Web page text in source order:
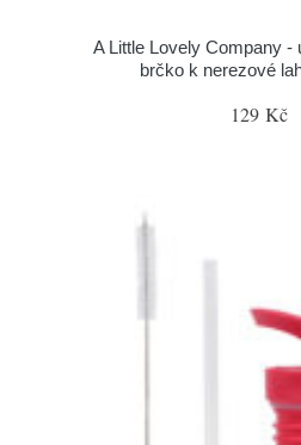
A Little Lovely Company -
brčko k nerezové
129 Kč